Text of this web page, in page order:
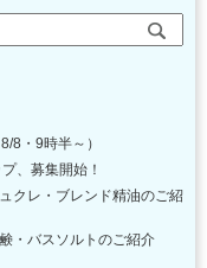
8・9時半～）
、募集開始！
クレ・ブレンド精油のご紹
鹸・バスソルトのご紹介